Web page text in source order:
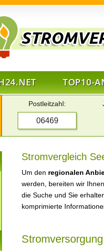
TOP10-
Postleitzahl:
Stromvergleich
Um den regionalen
werden, bereiten wir
die Suche und Sie
komprimierte